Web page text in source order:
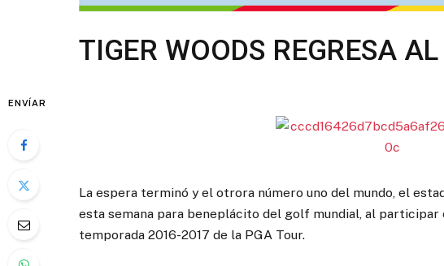
TIGER WOODS REGRESA
ENVÍAR
La espera terminó y el otrora número uno del mundo, el
esta semana para beneplácito del golf mundial, al
temporada 2016-2017 de la PGA Tour.